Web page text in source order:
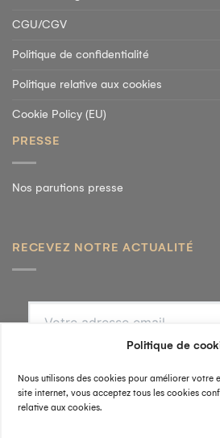
CGU/CGV
Politique de confidentialité
Politique relative aux cookies
Cookie Policy (EU)
PRESSE
Nos parutions presse
RECEVEZ NOTRE ACTUALITÉ
politique de confidentialité